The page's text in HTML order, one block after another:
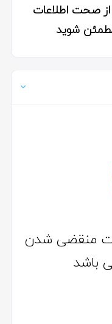
از صحت اطلاعات
شوید
منقضی شدن
باشد